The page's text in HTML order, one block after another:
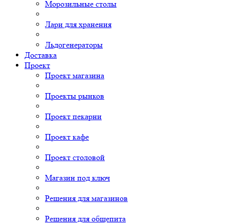
Морозильные столы
Лари для хранения
Льдогенераторы
Доставка
Проект
Проект магазина
Проекты рынков
Проект пекарни
Проект кафе
Проект столовой
Магазин под ключ
Решения для магазинов
Решения для общепита